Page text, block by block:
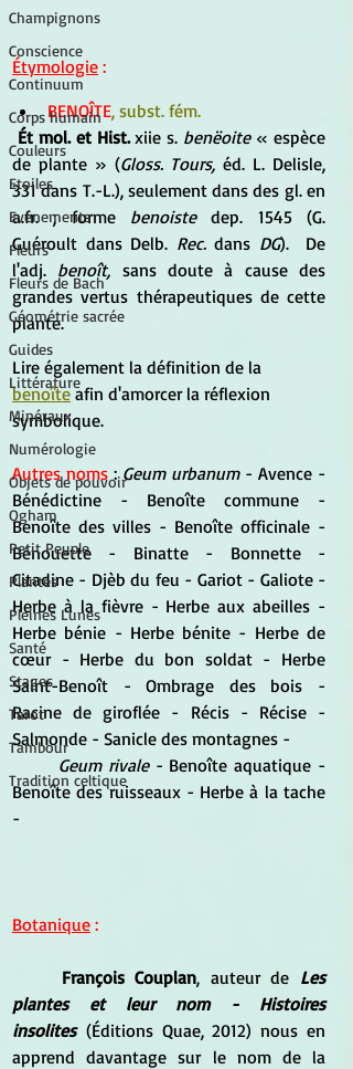
Champignons
Conscience
Continuum
Corps humain
Couleurs
Etoiles
Evénements
Fleurs
Fleurs de Bach
Géométrie sacrée
Guides
Littérature
Minéraux
Numérologie
Objets de pouvoir
Ogham
Petit Peuple
Plantes
Pleines Lunes
Santé
Stages
Tarot
Tambour
Tradition celtique
Étymologie :
BENOÎTE, subst. fém.
Ét mol. et Hist. xiie s. benëoite « espèce
de plante » (Gloss. Tours, éd. L. Delisle,
331 dans T.-L.), seulement dans des gl. en
a.fr. ; forme benoiste dep. 1545 (G.
Guéroult dans Delb. Rec. dans DG).  De
l'adj. benoît, sans doute à cause des
grandes vertus thérapeutiques de cette
plante.
Lire également la définition de la
benoîte afin d'amorcer la réflexion
symbolique.
Autres noms : Geum urbanum - Avence -
Bénédictine - Benoîte commune -
Benoîte des villes - Benoîte officinale -
Bénouette - Binatte - Bonnette -
Citadine - Djèb du feu - Gariot - Galiote -
Herbe à la fièvre - Herbe aux abeilles -
Herbe bénie - Herbe bénite - Herbe de
cœur - Herbe du bon soldat - Herbe
Saint-Benoît - Ombrage des bois -
Racine de giroflée - Récis - Récise -
Salmonde - Sanicle des montagnes -
Geum rivale - Benoîte aquatique -
Benoîte des ruisseaux - Herbe à la tache
-
Botanique :
François Couplan, auteur de Les
plantes et leur nom - Histoires
insolites (Éditions Quae, 2012) nous en
apprend davantage sur le nom de la